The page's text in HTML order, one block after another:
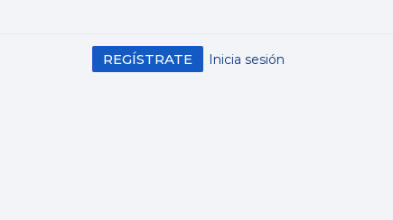
Inicia sesión
REGÍSTRATE